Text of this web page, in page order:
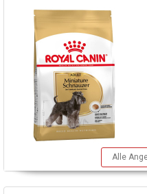
Alle